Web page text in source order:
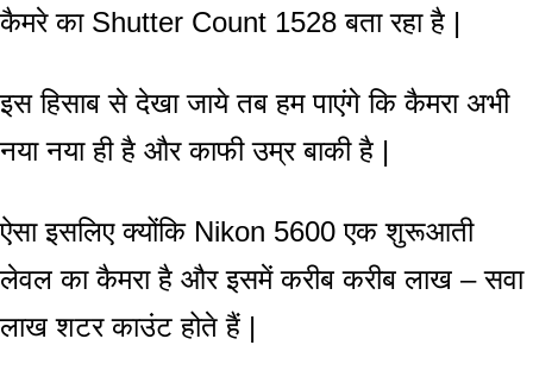
कैमरे का Shutter Count 1528 बता रहा है |
इस हिसाब से देखा जाये तब हम पाएंगे कि कैमरा अभी
नया नया ही है और काफी उम्र बाकी है |
ऐसा इसलिए क्योंकि Nikon 5600 एक शुरूआती
लेवल का कैमरा है और इसमें करीब करीब लाख – सवा
लाख शटर काउंट होते हैं |